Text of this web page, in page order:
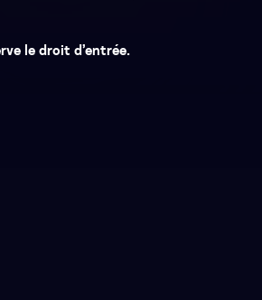
le droit d’entrée.